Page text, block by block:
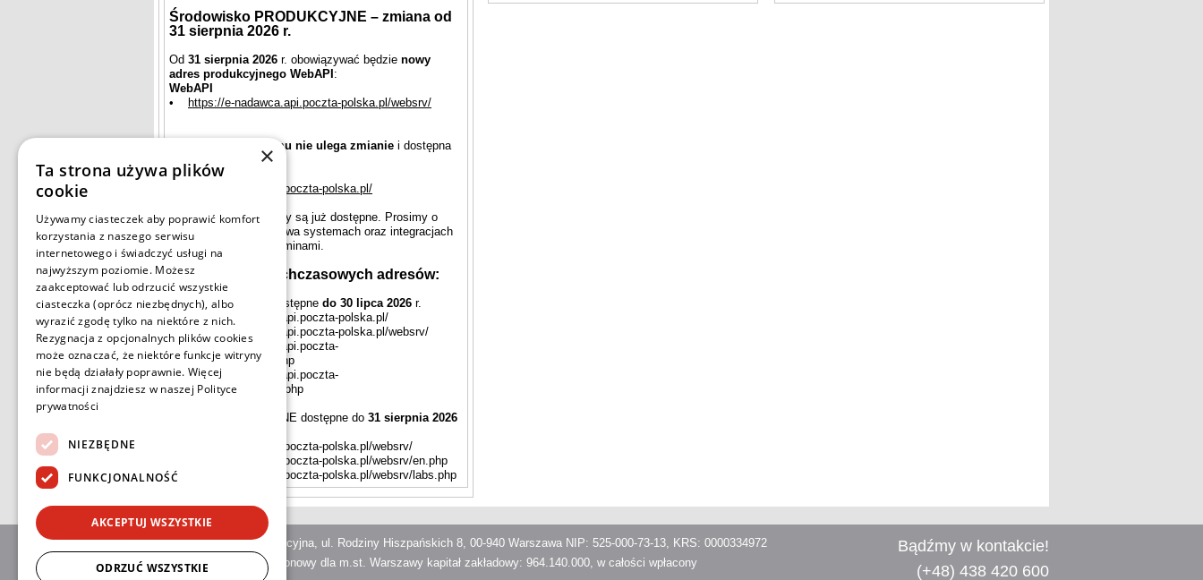
Środowisko PRODUKCYJNE – zmiana od
31 sierpnia 2026 r.
Od 31 sierpnia 2026 r. obowiązywać będzie nowy
adres produkcyjnego WebAPI :
WebAPI
•
https://e-nadawca.api.poczta-polska.pl/websrv/
Strona WWW systemu nie ulega zmianie i dostępna
jest pod adresem:
GUI
https://e-nadawca.poczta-polska.pl/
Nowe, docelowe adresy są już dostępne. Prosimy o
wdrożenie ich w Państwa systemach oraz integracjach
przed wskazanymi terminami.
Wyłączenie dotychczasowych adresów:
Adresy TESTOWE dostępne do 30 lipca 2026 r.
• https://en-testwebapi.poczta-polska.pl/
• https://en-testwebapi.poczta-polska.pl/websrv/
• https://en-testwebapi.poczta-
polska.pl/websrv/en.php
• https://en-testwebapi.poczta-
polska.pl/websrv/labs.php
Adresy PRODUKCYJNE dostępne do 31 sierpnia 2026
• https://e-nadawca.poczta-polska.pl/websrv/
• https://e-nadawca.poczta-polska.pl/websrv/en.php
• https://e-nadawca.poczta-polska.pl/websrv/labs.php
Poczta Polska Spółka Akcyjna, ul. Rodziny Hiszpańskich 8, 00-940 Warszawa NIP: 525-000-73-13, KRS: 0000334972
Sąd Rejestrowy: Sąd Rejonowy dla m.st. Warszawy kapitał zakładowy: 964.140.000, w całości wpłacony
Bądźmy w kontakcie!
(+48) 438 420 600
×
Ta strona używa plików
cookie
Używamy ciasteczek aby poprawić komfort
korzystania z naszego serwisu
internetowego i świadczyć usługi na
najwyższym poziomie. Możesz
zaakceptować lub odrzucić wszystkie
ciasteczka (oprócz niezbędnych), albo
wyrazić zgodę tylko na niektóre z nich.
Rezygnacja z opcjonalnych plików cookies
może oznaczać, że niektóre funkcje witryny
nie będą działały poprawnie. Więcej
informacji znajdziesz w naszej Polityce
prywatności
NIEZBĘDNE
FUNKCJONALNOŚĆ
AKCEPTUJ WSZYSTKIE
ODRZUĆ WSZYSTKIE